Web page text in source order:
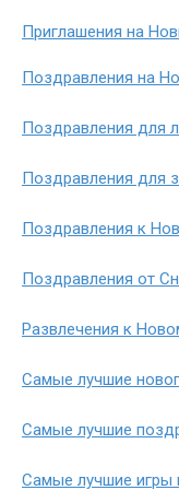
Приглашения на
Поздравления на
Поздравления для
Поздравления для
Поздравления к
Поздравления от
Развлечения к
Самые лучшие
Самые лучшие
Самые лучшие игры